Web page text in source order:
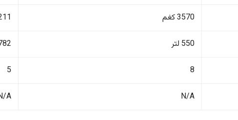
3570 كغم
550 لتر 782
8
5
N/A
A